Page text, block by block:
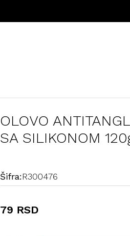
OLOVO
SA SILIKONOM
Šifra:R300476
79 RSD